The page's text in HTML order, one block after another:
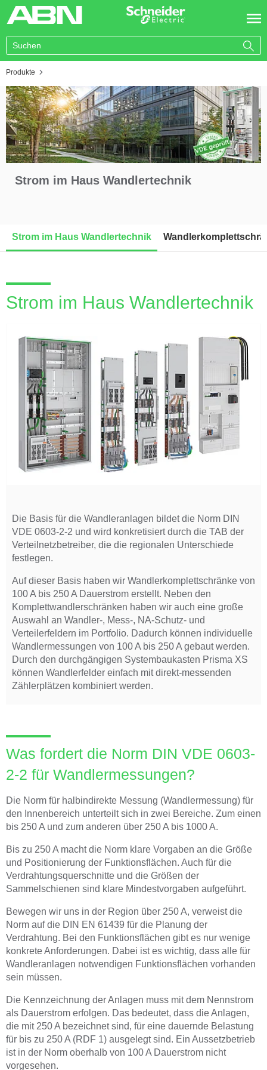
You are here:
Produkte
Strom im Haus Wandlertechnik
Strom im Haus Wandlertechnik
Strom im Haus Wandlertechnik
Die Basis für die Wandleranlagen bildet die Norm DIN
VDE 0603-2-2 und wird konkretisiert durch die TAB der
Verteilnetzbetreiber, die die regionalen Unterschiede
festlegen.
Auf dieser Basis haben wir Wandlerkomplettschränke von
100 A bis 250 A Dauerstrom erstellt. Neben den
Komplettwandlerschränken haben wir auch eine große
Auswahl an Wandler-, Mess-, NA-Schutz- und
Verteilerfeldern im Portfolio. Dadurch können individuelle
Wandlermessungen von 100 A bis 250 A gebaut werden.
Durch den durchgängigen Systembaukasten Prisma XS
können Wandlerfelder einfach mit direkt-messenden
Zählerplätzen kombiniert werden.
Was fordert die Norm DIN VDE 0603-
2-2 für Wandlermessungen?
Die Norm für halbindirekte Messung (Wandlermessung) für
den Innenbereich unterteilt sich in zwei Bereiche. Zum einen
bis 250 A und zum anderen über 250 A bis 1000 A.
Bis zu 250 A macht die Norm klare Vorgaben an die Größe
und Positionierung der Funktionsflächen. Auch für die
Verdrahtungsquerschnitte und die Größen der
Sammelschienen sind klare Mindestvorgaben aufgeführt.
Bewegen wir uns in der Region über 250 A, verweist die
Norm auf die DIN EN 61439 für die Planung der
Verdrahtung. Bei den Funktionsflächen gibt es nur wenige
konkrete Anforderungen. Dabei ist es wichtig, dass alle für
Wandleranlagen notwendigen Funktionsflächen vorhanden
sein müssen.
Die Kennzeichnung der Anlagen muss mit dem Nennstrom
als Dauerstrom erfolgen. Das bedeutet, dass die Anlagen,
die mit 250 A bezeichnet sind, für eine dauernde Belastung
für bis zu 250 A (RDF 1) ausgelegt sind. Ein Aussetzbetrieb
ist in der Norm oberhalb von 100 A Dauerstrom nicht
vorgesehen.